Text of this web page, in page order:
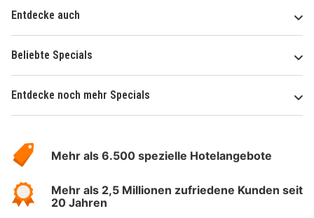
Entdecke auch
Beliebte Specials
Entdecke noch mehr Specials
Hotelspecials
Mehr als 6.500 spezielle Hotelangebote
Mehr als 2,5 Millionen zufriedene Kunden seit
20 Jahren